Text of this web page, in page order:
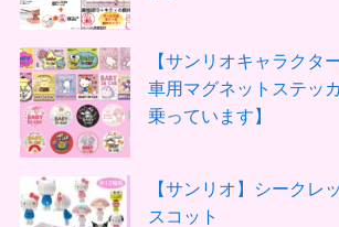
【サンリオキャラクタ
車用マグネットステッ
乗っています】
【サンリオ】シークレ
スコット